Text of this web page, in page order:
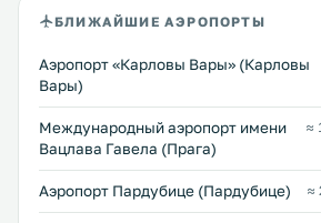
БЛИЖАЙШИЕ АЭРОПОРТЫ
Аэропорт «Карловы Вары» (Карловы
Вары)
Международный аэропорт имени
Вацлава Гавела (Прага)
≈
Аэропорт Пардубице (Пардубице) ≈